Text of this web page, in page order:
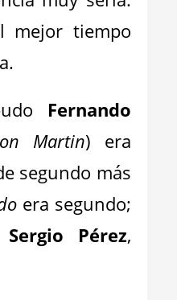
mejor tiempo
Fernando
Martin) era
segundo más
era segundo;
Sergio Pérez,